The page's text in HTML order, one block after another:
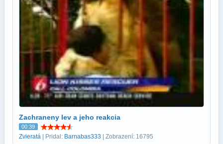
Zachraneny lev a jeho reakcia
00:39
Zvieratá | Pridal: Barnabas333 | Zobrazení: 16795